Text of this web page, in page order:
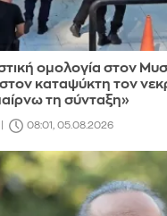
ομολογία στον
καταψύκτη τον
τη σύνταξη»
08:01, 05.08.2026